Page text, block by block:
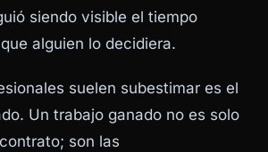
siendo visible el tiempo
alguien lo decidiera.
suelen subestimar es el
Un trabajo ganado no es solo
son las